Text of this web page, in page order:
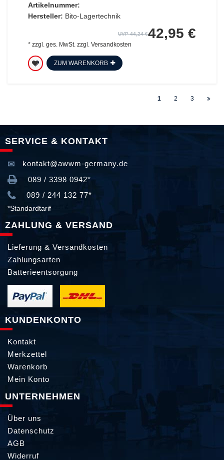
Artikelnummer:
Hersteller: Bito-Lagertechnik
UVP 44,24 €42,95 €
* zzgl. ges. MwSt.zzgl. Versandkosten
ZUM WARENKORB
1 2 3
SERVICE & KONTAKT
kontakt@awwm-germany.de
089 / 3398 0942*
089 / 244 132 77*
*Standardtarif
ZAHLUNG & VERSAND
Lieferung & Versandkosten
Zahlungsarten
Batterieentsorgung
KUNDENKONTO
Kontakt
Merkzettel
Warenkorb
Mein Konto
UNTERNEHMEN
Über uns
Datenschutz
AGB
Widerruf